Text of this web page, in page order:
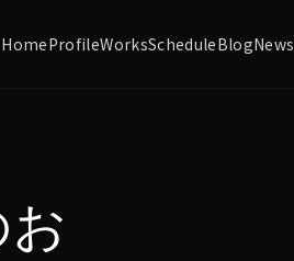
HomeProfileWorksScheduleBlogNews